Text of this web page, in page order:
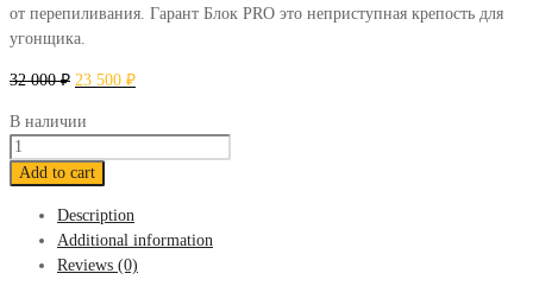
от перепиливания. Гарант Блок PRO это неприступная крепость для
угонщика.
32 000₽ 23 500 ₽
В наличии
Блокиратор
Гарант
ПРО
Toyota
Add to cart
Description
Additional information
Reviews (0)